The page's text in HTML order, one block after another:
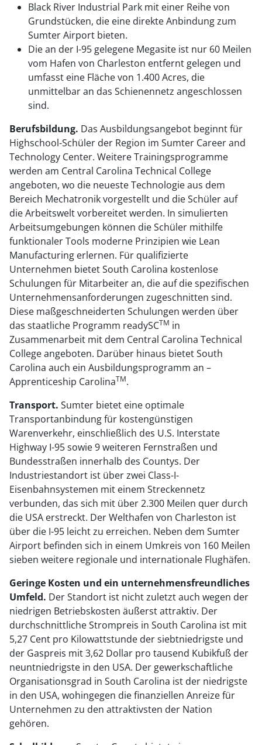
Black River Industrial Park mit einer Reihe von
Grundstücken, die eine direkte Anbindung zum
Sumter Airport bieten.
Die an der I-95 gelegene Megasite ist nur 60 Meilen
vom Hafen von Charleston entfernt gelegen und
umfasst eine Fläche von 1.400 Acres, die
unmittelbar an das Schienennetz angeschlossen
sind.
Berufsbildung. Das Ausbildungsangebot beginnt für
Highschool-Schüler der Region im Sumter Career and
Technology Center. Weitere Trainingsprogramme
werden am Central Carolina Technical College
angeboten, wo die neueste Technologie aus dem
Bereich Mechatronik vorgestellt und die Schüler auf
die Arbeitswelt vorbereitet werden. In simulierten
Arbeitsumgebungen können die Schüler mithilfe
funktionaler Tools moderne Prinzipien wie Lean
Manufacturing erlernen. Für qualifizierte
Unternehmen bietet South Carolina kostenlose
Schulungen für Mitarbeiter an, die auf die spezifischen
Unternehmensanforderungen zugeschnitten sind.
Diese maßgeschneiderten Schulungen werden über
das staatliche Programm readySCTM in
Zusammenarbeit mit dem Central Carolina Technical
College angeboten. Darüber hinaus bietet South
Carolina auch ein Ausbildungsprogramm an –
Apprenticeship CarolinaTM.
Transport. Sumter bietet eine optimale
Transportanbindung für kostengünstigen
Warenverkehr, einschließlich des U.S. Interstate
Highway I-95 sowie 9 weiteren Fernstraßen und
Bundesstraßen innerhalb des Countys. Der
Industriestandort ist über zwei Class-I-
Eisenbahnsystemen mit einem Streckennetz
verbunden, das sich mit über 2.300 Meilen quer durch
die USA erstreckt. Der Welthafen von Charleston ist
über die I-95 leicht zu erreichen. Neben dem Sumter
Airport befinden sich in einem Umkreis von 160 Meilen
sieben weitere regionale und internationale Flughäfen.
Geringe Kosten und ein unternehmensfreundliches
Umfeld. Der Standort ist nicht zuletzt auch wegen der
niedrigen Betriebskosten äußerst attraktiv. Der
durchschnittliche Strompreis in South Carolina ist mit
5,27 Cent pro Kilowattstunde der siebtniedrigste und
der Gaspreis mit 3,62 Dollar pro tausend Kubikfuß der
neuntniedrigste in den USA. Der gewerkschaftliche
Organisationsgrad in South Carolina ist der niedrigste
in den USA, wohingegen die finanziellen Anreize für
Unternehmen zu den attraktivsten der Nation
gehören.